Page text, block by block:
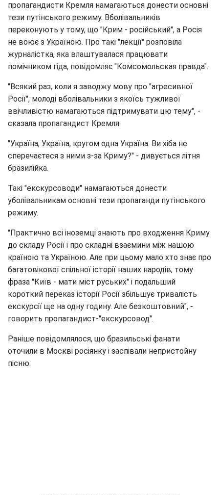
пропагандисти Кремля намагаються донести основні
тези путінського режиму. Вболівальників
переконують у тому, що "Крим - російський", а Росія
не воює з Україною. Про такі "лекції" розповіла
журналістка, яка влаштувалася працювати
помічником гіда, повідомляє "Комсомольская правда".
"Всякий раз, коли я заводжу мову про "агресивної
Росії", молоді вболівальники з якоїсь тужливої
ввічливістю намагаються підтримувати цю тему", -
сказала пропагандист Кремля.
"Україна, Україна, кругом одна Україна. Ви хіба не
сперечаєтеся з ними з-за Криму?" - дивується літня
бразилійка.
Такі "екскурсоводи" намагаються донести
уболівальникам основні тези пропаганди путінського
режиму.
"Практично всі іноземці знають про входження Криму
до складу Росії і про складні взаємини між нашою
країною та Україною. Але при цьому мало хто знає про
багатовікової спільної історії наших народів, тому
фраза "Київ - мати міст руських" і подальший
короткий переказ історії Росії збільшує тривалість
екскурсії ще на одну годину. Але безкоштовний", -
говорить пропагандист-"екскурсовод".
Раніше повідомлялося, що бразильські фанати
оточили в Москві росіянку і заспівали непристойну
пісню.